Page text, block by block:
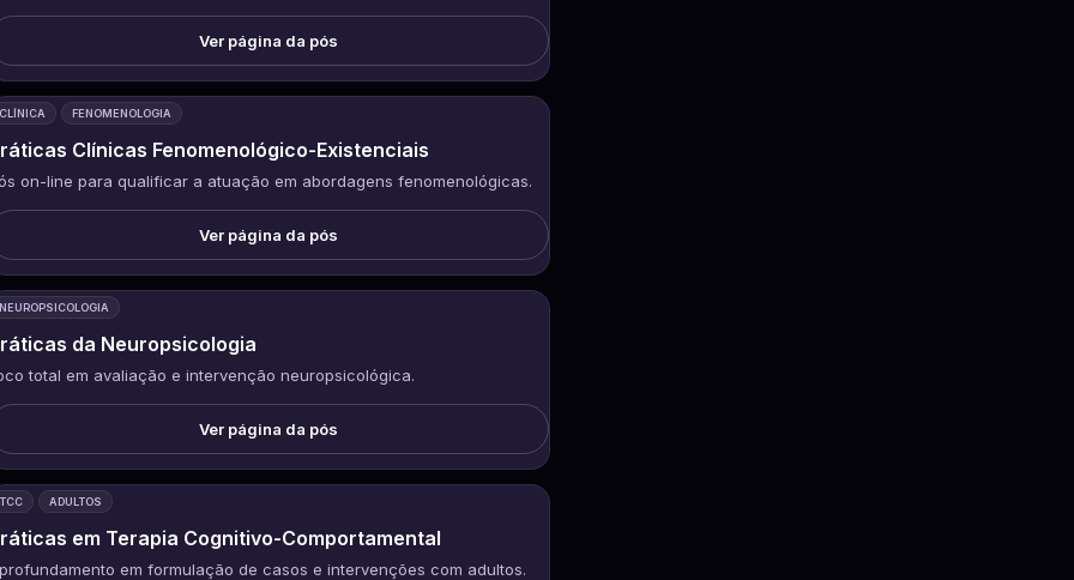
Ver página da pós
CLÍNICA FENOMENOLOGIA
Clínicas Fenomenológico-Existenciais
on-line para qualificar a atuação em abordagens fenomenológicas.
Ver página da pós
NEUROPSICOLOGIA
da Neuropsicologia
total em avaliação e intervenção neuropsicológica.
Ver página da pós
TCC ADULTOS
em Terapia Cognitivo-Comportamental
em formulação de casos e intervenções com adultos.